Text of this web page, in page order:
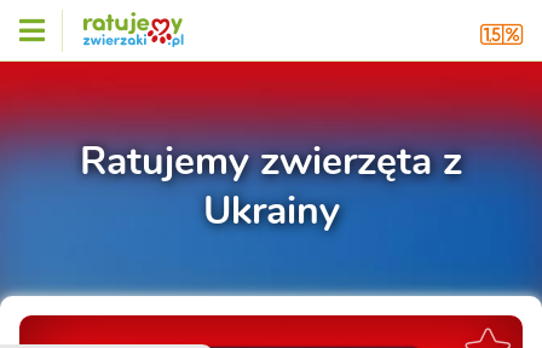
Ratujemy zwierzęta z
Ukrainy